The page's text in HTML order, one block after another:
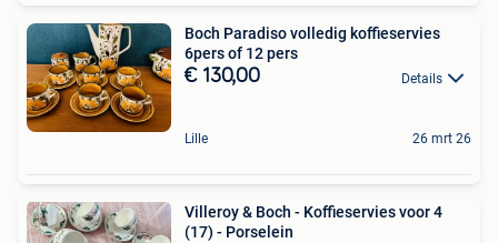
Boch Paradiso volledig koffieservies
6pers of 12 pers
€ 130,00 Details
Lille 26 mrt 26
Villeroy & Boch - Koffieservies voor 4
(17) - Porselein